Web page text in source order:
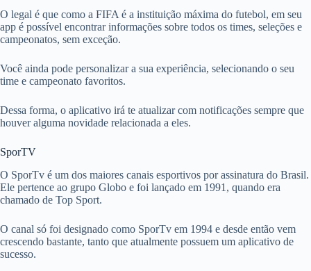
O legal é que como a FIFA é a instituição máxima do futebol, em seu
app é possível encontrar informações sobre todos os times, seleções e
campeonatos, sem exceção.
Você ainda pode personalizar a sua experiência, selecionando o seu
time e campeonato favoritos.
Dessa forma, o aplicativo irá te atualizar com notificações sempre que
houver alguma novidade relacionada a eles.
SporTV
O SporTv é um dos maiores canais esportivos por assinatura do Brasil.
Ele pertence ao grupo Globo e foi lançado em 1991, quando era
chamado de Top Sport.
O canal só foi designado como SporTv em 1994 e desde então vem
crescendo bastante, tanto que atualmente possuem um aplicativo de
sucesso.